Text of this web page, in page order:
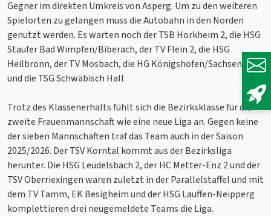
Gegner im direkten Umkreis von Asperg. Um zu den weiteren
Spielorten zu gelangen muss die Autobahn in den Norden
genutzt werden. Es warten noch der TSB Horkheim 2, die HSG
Staufer Bad Wimpfen/Biberach, der TV Flein 2, die HSG
Heilbronn, der TV Mosbach, die HG Königshofen/Sachsenflur
und die TSG Schwäbisch Hall
Trotz des Klassenerhalts fühlt sich die Bezirksklasse für die
zweite Frauenmannschaft wie eine neue Liga an. Gegen keine
der sieben Mannschaften traf das Team auch in der Saison
2025/2026. Der TSV Korntal kommt aus der Bezirksliga
herunter. Die HSG Leudelsbach 2, der HC Metter-Enz 2 und der
TSV Oberriexingen waren zuletzt in der Parallelstaffel und mit
dem TV Tamm, EK Besigheim und der HSG Lauffen-Neipperg
komplettieren drei neugemeldete Teams die Liga.